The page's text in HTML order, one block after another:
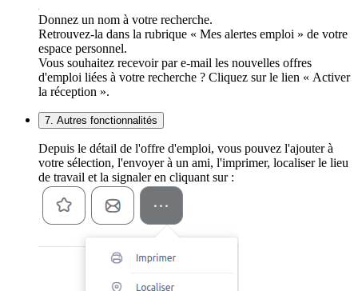
Donnez un nom à votre recherche.
Retrouvez-la dans la rubrique « Mes alertes emploi » de votre
espace personnel.
Vous souhaitez recevoir par e-mail les nouvelles offres
d'emploi liées à votre recherche ? Cliquez sur le lien « Activer
la réception ».
7. Autres fonctionnalités
Depuis le détail de l'offre d'emploi, vous pouvez l'ajouter à
votre sélection, l'envoyer à un ami, l'imprimer, localiser le lieu
de travail et la signaler en cliquant sur :